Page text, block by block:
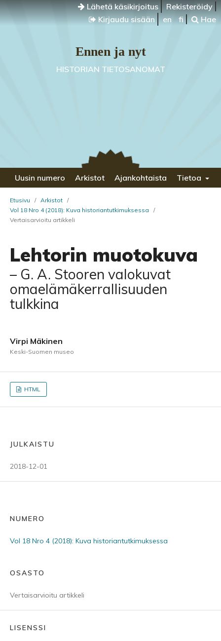
Lähetä käsikirjoitus
Rekisteröidy
Kirjaudu sisään
en fi Hae
Ennen ja nyt
HISTORIAN TIETOSANOMAT
Uusin numero Arkistot Ajankohtaista Tietoa
Etusivu / Arkistot /
Vol 18 Nro 4 (2018): Kuva historiantutkimuksessa
/
Vertaisarvioitu artikkeli
Lehtorin muotokuva
– G. A. Stooren valokuvat
omaelämäkerrallisuuden
tulkkina
Virpi Mäkinen
Keski-Suomen museo
HTML
JULKAISTU
2018-12-01
NUMERO
Vol 18 Nro 4 (2018): Kuva historiantutkimuksessa
OSASTO
Vertaisarvioitu artikkeli
LISENSSI